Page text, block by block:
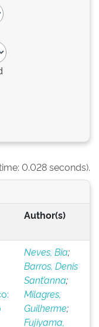
0.028 seconds).
Author(s)
Neves, Bia;
Barros, Denis
Sant’anna;
Milagres,
Guilherme;
Fujiyama,